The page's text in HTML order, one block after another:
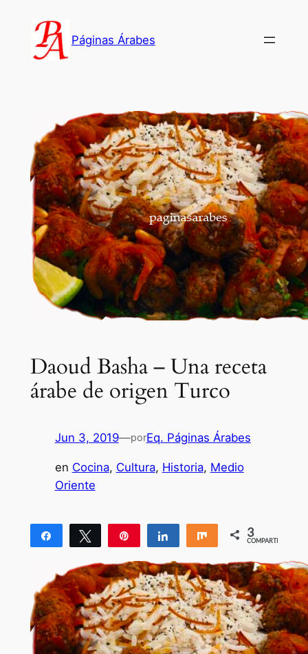
contenido
Páginas Árabes
Daoud Basha – Una receta
árabe de origen Turco
Jun 3, 2019—porEq. Páginas Árabes
en Cocina, Cultura, Historia, Medio
Oriente
Compartir Twittear Compartir Compartir
3
COMPARTIR